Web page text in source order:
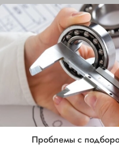
Характеристики
Бренд
Внутренний диаметр d, мм
90
Наружный диаметр D, мм
Проблемы с